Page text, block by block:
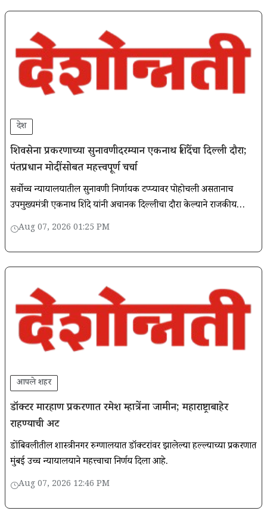
देश
शिवसेना प्रकरणाच्या सुनावणीदरम्यान एकनाथ शिंदेंचा दिल्ली दौरा;
पंतप्रधान मोदींसोबत महत्त्वपूर्ण चर्चा
सर्वोच्च न्यायालयातील सुनावणी निर्णायक टप्प्यावर पोहोचली असतानाच
उपमुख्यमंत्री एकनाथ शिंदे यांनी अचानक दिल्लीचा दौरा केल्याने राजकीय
वर्तुळात चर्चांना वेग आला आहे.
Aug 07, 2026 01:25 PM
आपले शहर
डॉक्टर मारहाण प्रकरणात रमेश म्हात्रेंना जामीन; महाराष्ट्राबाहेर
राहण्याची अट
डोंबिवलीतील शास्त्रीनगर रुग्णालयात डॉक्टरांवर झालेल्या हल्ल्याच्या प्रकरणात
मुंबई उच्च न्यायालयाने महत्त्वाचा निर्णय दिला आहे.
Aug 07, 2026 12:46 PM